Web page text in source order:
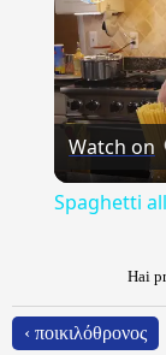
Watch on
Spaghetti
Hai
‹ ποικιλόθρονος